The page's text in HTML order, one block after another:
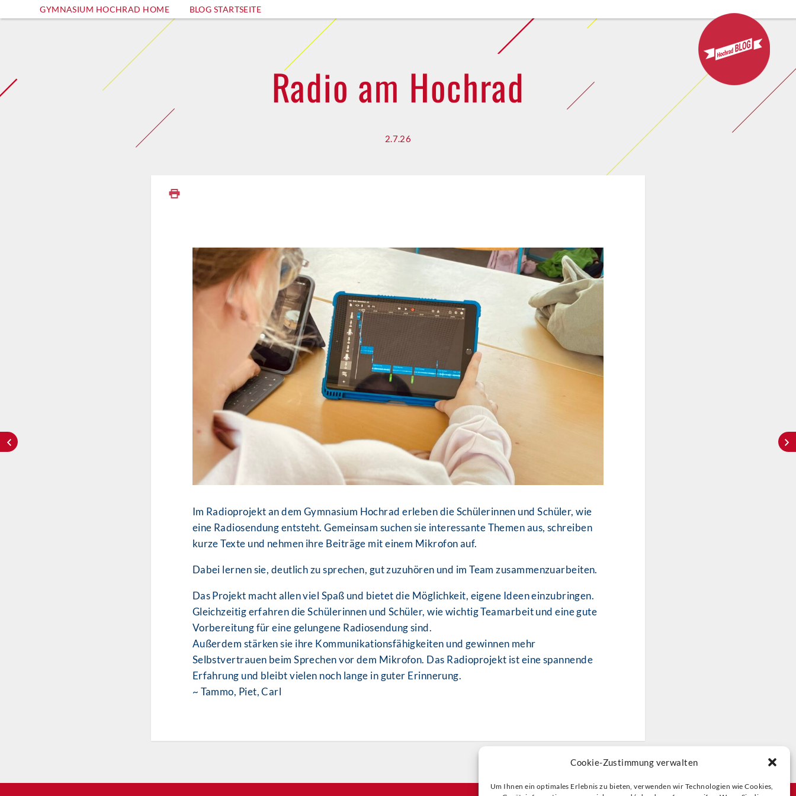
Cookie-Zustimmung verwalten
Um Ihnen ein optimales Erlebnis zu bieten, verwenden wir Technologien wie Cookies,
GYMNASIUM HOCHRAD HOME BLOG STARTSEITE
Radio am Hochrad
2.7.26
Im Radioprojekt an dem Gymnasium Hochrad erleben die Schülerinnen und Schüler, wie
eine Radiosendung entsteht. Gemeinsam suchen sie interessante Themen aus, schreiben
kurze Texte und nehmen ihre Beiträge mit einem Mikrofon auf.
Dabei lernen sie, deutlich zu sprechen, gut zuzuhören und im Team zusammenzuarbeiten.
Das Projekt macht allen viel Spaß und bietet die Möglichkeit, eigene Ideen einzubringen.
Gleichzeitig erfahren die Schülerinnen und Schüler, wie wichtig Teamarbeit und eine gute
Vorbereitung für eine gelungene Radiosendung sind.
Außerdem stärken sie ihre Kommunikationsfähigkeiten und gewinnen mehr
Selbstvertrauen beim Sprechen vor dem Mikrofon. Das Radioprojekt ist eine spannende
Erfahrung und bleibt vielen noch lange in guter Erinnerung.
~ Tammo, Piet, Carl